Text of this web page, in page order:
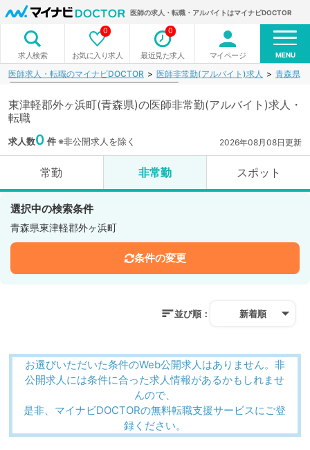
医師の求人・転職・アルバイトはマイナビDOCTOR
求人検索 お気に入り求人
0
最近見た求人
0
マイページ MENU
医師求人・転職のマイナビDOCTOR 医師非常勤(アルバイト)求人 青森県
東津軽郡外ヶ浜町(青森県)の医師非常勤(アルバイト)求人・
転職
求人数0 件※非公開求人を除く 2026年08月08日更新
常勤 非常勤 スポット
選択中の検索条件
青森県東津軽郡外ヶ浜町
条件の変更
並び順： 新着順
お選びいただいた条件のWeb公開求人はありません。非
公開求人には条件に合った求人情報があるかもしれませ
んので、
是非、マイナビDOCTORの無料転職支援サービスにご登
録ください。